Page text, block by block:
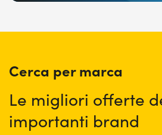
Cerca per marca
Le migliori offerte
importanti brand